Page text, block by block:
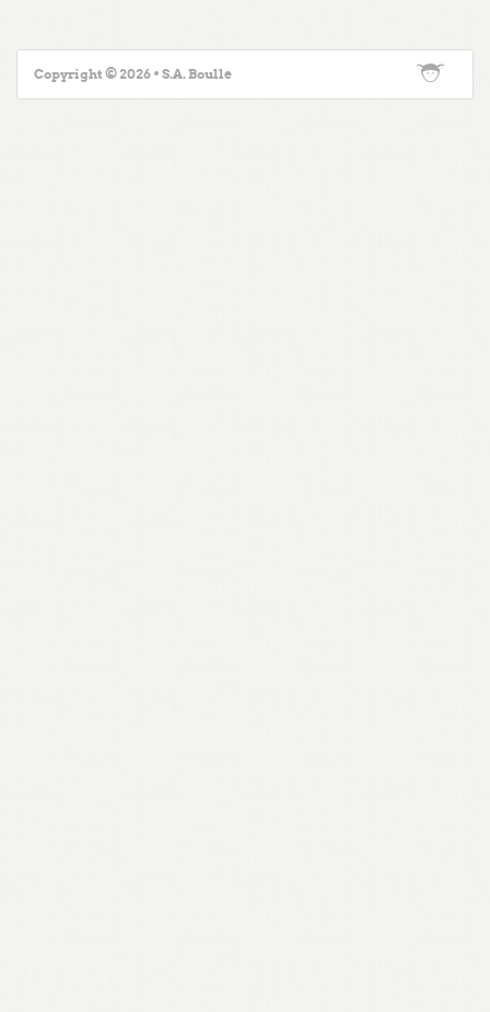
Copyright © 2026 • S.A. Boulle